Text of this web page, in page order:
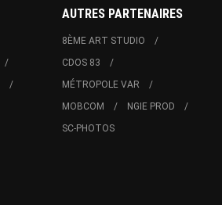
AUTRES PARTENAIRES
8ÈME ART STUDIO
CDOS 83
MÉTROPOLE VAR
MOBCOM
NGIE PROD
SC-PHOTOS